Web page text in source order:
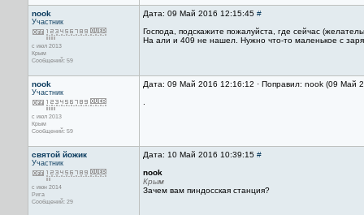
nook
Участник
с июл 2013
Крым
Сообщений: 59
Дата: 09 Май 2016 12:15:45 #
Господа, подскажите пожалуйста, где сейчас
На али и 409 не нашел. Нужно что-то маленькое с
nook
Участник
с июл 2013
Крым
Сообщений: 59
Дата: 09 Май 2016 12:16:12 · Поправил: nook (09 Май
святой йожик
Участник
с июн 2014
Рига
Сообщений: 29
Дата: 10 Май 2016 10:39:15 #
nook
Крым
Зачем вам пиндосская станция?